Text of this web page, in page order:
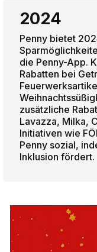
2024
Penny bietet
die Penny-App.
Rabatten bei
zusätzliche
Lavazza, Milka,
Initiativen wie
Penny sozial,
Inklusion fördert.